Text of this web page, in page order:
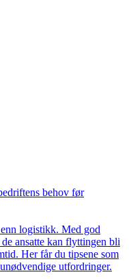
behov før
logistikk. Med god
ansatte kan flyttingen bli
Her får du tipsene som
utfordringer.